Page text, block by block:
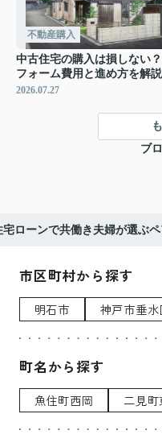
不動産購入
中古住宅の購入は損しない？
フォーム費用と進め方を解説
2026.07.27
ブ
宅ローンで共働き夫婦が選ぶ
市区町村から探す
明石市 神戸市垂水
町名から探す
魚住町西岡 二見